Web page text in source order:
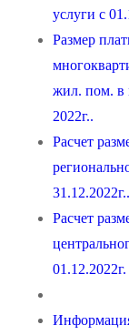
услуги с
Размер
жил. пом. в
2022г..
Расчет
31.12.2022г..
Расчет